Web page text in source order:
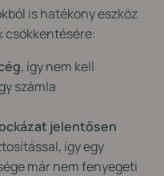
is hatékony eszköz
csökkentésére:
, így nem kell
számla
jelentősen
így egy
már nem fenyegeti